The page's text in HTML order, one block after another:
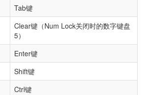
Tab键
Clear键（Num Lock关闭时的数字键盘
5）
Enter键
Shift键
Ctrl键